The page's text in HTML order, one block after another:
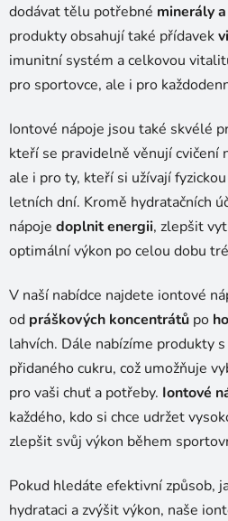
dodávat tělu potřebné minerály
produkty obsahují také přídavek
imunitní systém a celkovou
pro sportovce, ale i pro
Iontové nápoje jsou také skvélé
kteří se pravidelně věnují cvičení
ale i pro ty, kteří si užívají
letních dní. Kromě hydratačních
nápoje doplnit energii, zlepšit
optimální výkon po celou dobu
V naší nabídce najdete iontové
od práškových koncentrátů po
lahvích. Dále nabízíme produkty
přidaného cukru, což umožňuje
pro vaši chuť a potřeby. Iontové
každého, kdo si chce udržet
zlepšit svůj výkon během
Pokud hledáte efektivní způsob,
hydrataci a zvýšit výkon, naše